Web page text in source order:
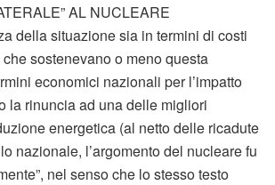
AL NUCLEARE
della situazione sia in termini di costi
sostenevano o meno questa
economici nazionali per l’impatto
la rinuncia ad una delle migliori
energetica (al netto delle ricadute
nazionale, l’argomento del nucleare fu
nel senso che lo stesso testo